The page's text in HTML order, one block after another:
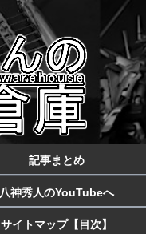
記事まとめ
八神秀人のYouTubeへ
サイトマップ【目次】